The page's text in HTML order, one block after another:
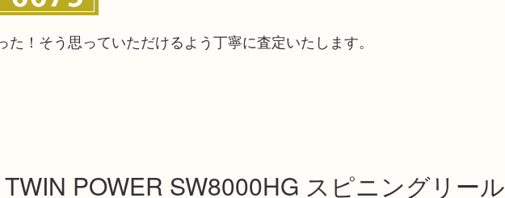
！そう思っていただけるよう丁寧に査定いたします。
POWER SW8000HG スピニングリール